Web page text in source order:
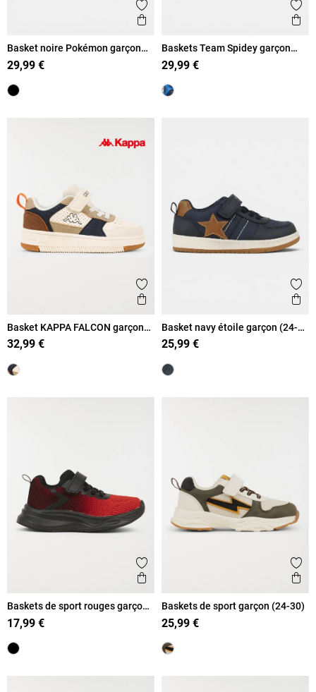
Ajouter aux favoris
Aperçu rapide
Basket noire Pokémon garçon
(24-30)
29,99 €
Baskets Team Spidey garçon
(24-30)
29,99 €
Ajouter aux favoris
Aperçu rapide
Basket KAPPA FALCON garçon
(24-30)
32,99 €
Basket navy étoile garçon (24-
30)
25,99 €
Ajouter aux favoris
Aperçu rapide
Baskets de sport rouges garçon
(24-30)
17,99 €
Baskets de sport garçon (24-30)
25,99 €